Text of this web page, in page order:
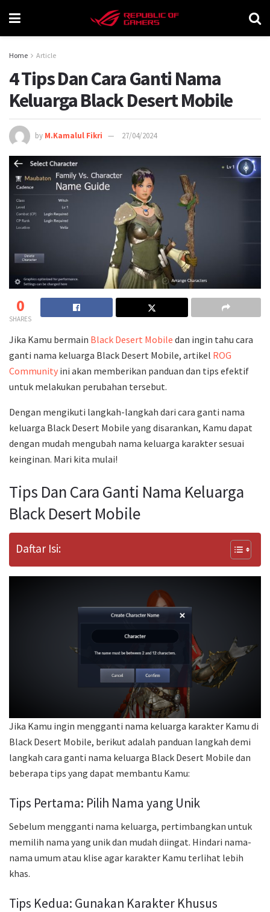
Home Article
4 Tips Dan Cara Ganti Nama
Keluarga Black Desert Mobile
by M.Kamalul Fikri 27/04/2024
0
SHARES
Jika Kamu bermain Black Desert Mobile dan ingin tahu cara
ganti nama keluarga Black Desert Mobile, artikel ROG
Community ini akan memberikan panduan dan tips efektif
untuk melakukan perubahan tersebut.
Dengan mengikuti langkah-langkah dari cara ganti nama
keluarga Black Desert Mobile yang disarankan, Kamu dapat
dengan mudah mengubah nama keluarga karakter sesuai
keinginan. Mari kita mulai!
Tips Dan Cara Ganti Nama Keluarga
Black Desert Mobile
Daftar Isi:
Jika Kamu ingin mengganti nama keluarga karakter Kamu di
Black Desert Mobile, berikut adalah panduan langkah demi
langkah cara ganti nama keluarga Black Desert Mobile dan
beberapa tips yang dapat membantu Kamu:
Tips Pertama: Pilih Nama yang Unik
Sebelum mengganti nama keluarga, pertimbangkan untuk
memilih nama yang unik dan mudah diingat. Hindari nama-
nama umum atau klise agar karakter Kamu terlihat lebih
khas.
Tips Kedua: Gunakan Karakter Khusus